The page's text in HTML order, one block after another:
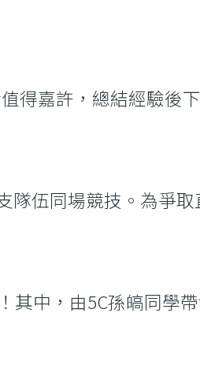
得嘉許，總結經驗後
隊伍同場競技。為爭
中，由5C孫皜同學